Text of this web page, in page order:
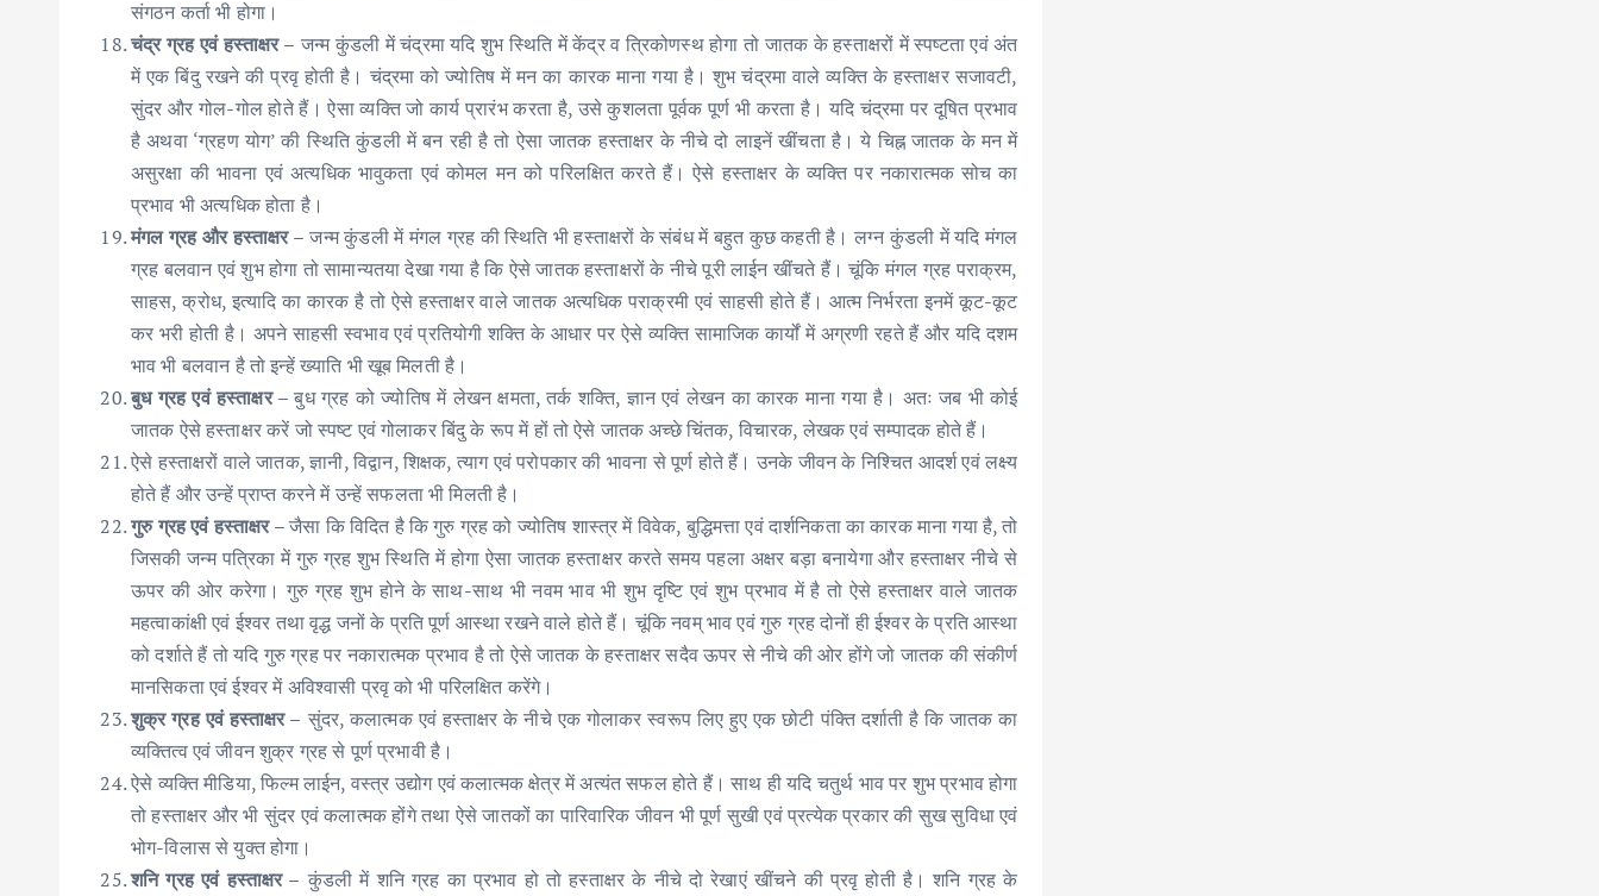
संगठन कर्ता भी होगा।
चंद्र ग्रह एवं हस्ताक्षर – जन्म कुंडली में चंद्रमा यदि शुभ स्थिति में केंद्र व त्रिकोणस्थ होगा तो जातक के हस्ताक्षरों में स्पष्टता एवं अंत
में एक बिंदु रखने की प्रवृ होती है। चंद्रमा को ज्योतिष में मन का कारक माना गया है। शुभ चंद्रमा वाले व्यक्ति के हस्ताक्षर सजावटी,
सुंदर और गोल-गोल होते हैं। ऐसा व्यक्ति जो कार्य प्रारंभ करता है, उसे कुशलता पूर्वक पूर्ण भी करता है। यदि चंद्रमा पर दूषित प्रभाव
है अथवा ‘ग्रहण योग’ की स्थिति कुंडली में बन रही है तो ऐसा जातक हस्ताक्षर के नीचे दो लाइनें खींचता है। ये चिह्न जातक के मन में
असुरक्षा की भावना एवं अत्यधिक भावुकता एवं कोमल मन को परिलक्षित करते हैं। ऐसे हस्ताक्षर के व्यक्ति पर नकारात्मक सोच का
प्रभाव भी अत्यधिक होता है।
मंगल ग्रह और हस्ताक्षर – जन्म कुंडली में मंगल ग्रह की स्थिति भी हस्ताक्षरों के संबंध में बहुत कुछ कहती है। लग्न कुंडली में यदि मंगल
ग्रह बलवान एवं शुभ होगा तो सामान्यतया देखा गया है कि ऐसे जातक हस्ताक्षरों के नीचे पूरी लाईन खींचते हैं। चूंकि मंगल ग्रह पराक्रम,
साहस, क्रोध, इत्यादि का कारक है तो ऐसे हस्ताक्षर वाले जातक अत्यधिक पराक्रमी एवं साहसी होते हैं। आत्म निर्भरता इनमें कूट-कूट
कर भरी होती है। अपने साहसी स्वभाव एवं प्रतियोगी शक्ति के आधार पर ऐसे व्यक्ति सामाजिक कार्यों में अग्रणी रहते हैं और यदि दशम
भाव भी बलवान है तो इन्हें ख्याति भी खूब मिलती है।
बुध ग्रह एवं हस्ताक्षर –बुध ग्रह को ज्योतिष में लेखन क्षमता, तर्क शक्ति, ज्ञान एवं लेखन का कारक माना गया है। अतः जब भी कोई
जातक ऐसे हस्ताक्षर करें जो स्पष्ट एवं गोलाकर बिंदु के रूप में हों तो ऐसे जातक अच्छे चिंतक, विचारक, लेखक एवं सम्पादक होते हैं।
ऐसे हस्ताक्षरों वाले जातक, ज्ञानी, विद्वान, शिक्षक, त्याग एवं परोपकार की भावना से पूर्ण होते हैं। उनके जीवन के निश्चित आदर्श एवं लक्ष्य
होते हैं और उन्हें प्राप्त करने में उन्हें सफलता भी मिलती है।
गुरु ग्रह एवं हस्ताक्षर –जैसा कि विदित है कि गुरु ग्रह को ज्योतिष शास्त्र में विवेक, बुद्धिमत्ता एवं दार्शनिकता का कारक माना गया है, तो
जिसकी जन्म पत्रिका में गुरु ग्रह शुभ स्थिति में होगा ऐसा जातक हस्ताक्षर करते समय पहला अक्षर बड़ा बनायेगा और हस्ताक्षर नीचे से
ऊपर की ओर करेगा। गुरु ग्रह शुभ होने के साथ-साथ भी नवम भाव भी शुभ दृष्टि एवं शुभ प्रभाव में है तो ऐसे हस्ताक्षर वाले जातक
महत्वाकांक्षी एवं ईश्वर तथा वृद्ध जनों के प्रति पूर्ण आस्था रखने वाले होते हैं। चूंकि नवम् भाव एवं गुरु ग्रह दोनों ही ईश्वर के प्रति आस्था
को दर्शाते हैं तो यदि गुरु ग्रह पर नकारात्मक प्रभाव है तो ऐसे जातक के हस्ताक्षर सदैव ऊपर से नीचे की ओर होंगे जो जातक की संकीर्ण
मानसिकता एवं ईश्वर में अविश्वासी प्रवृ को भी परिलक्षित करेंगे।
शुक्र ग्रह एवं हस्ताक्षर – सुंदर, कलात्मक एवं हस्ताक्षर के नीचे एक गोलाकर स्वरूप लिए हुए एक छोटी पंक्ति दर्शाती है कि जातक का
व्यक्तित्व एवं जीवन शुक्र ग्रह से पूर्ण प्रभावी है।
ऐसे व्यक्ति मीडिया, फिल्म लाईन, वस्त्र उद्योग एवं कलात्मक क्षेत्र में अत्यंत सफल होते हैं। साथ ही यदि चतुर्थ भाव पर शुभ प्रभाव होगा
तो हस्ताक्षर और भी सुंदर एवं कलात्मक होंगे तथा ऐसे जातकों का पारिवारिक जीवन भी पूर्ण सुखी एवं प्रत्येक प्रकार की सुख सुविधा एवं
भोग-विलास से युक्त होगा।
शनि ग्रह एवं हस्ताक्षर – कुंडली में शनि ग्रह का प्रभाव हो तो हस्ताक्षर के नीचे दो रेखाएं खींचने की प्रवृ होती है। शनि ग्रह के